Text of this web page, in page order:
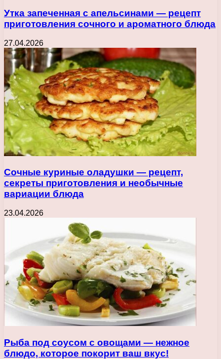
Утка запеченная с апельсинами — рецепт
приготовления сочного и ароматного блюда
27.04.2026
Сочные куриные оладушки — рецепт,
секреты приготовления и необычные
вариации блюда
23.04.2026
Рыба под соусом с овощами — нежное
блюдо, которое покорит ваш вкус!